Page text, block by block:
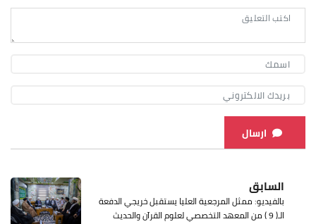
ارسال
السابق
بالفيديو: ممثل المرجعية العليا يستقبل خريجي الدفعة
الـ( 9 ) من المعهد التخصصي لعلوم القرآن والحديث